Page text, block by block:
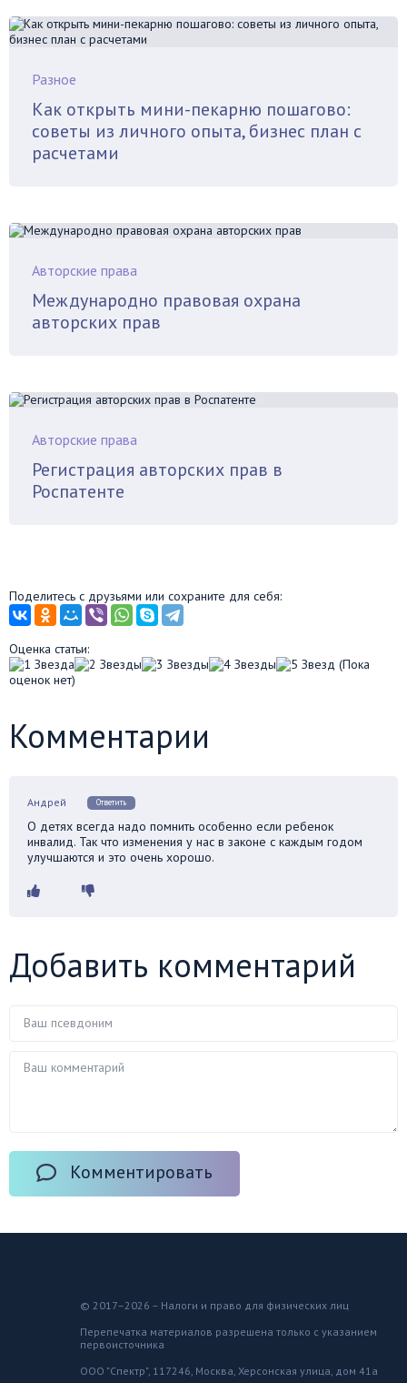
Разное
Как открыть мини-пекарню пошагово:
советы из личного опыта, бизнес план с
расчетами
Авторские права
Международно правовая охрана
авторских прав
Авторские права
Регистрация авторских прав в
Роспатенте
Поделитесь с друзьями или сохраните для себя:
Оценка статьи:
(Пока
оценок нет)
Комментарии
Андрей Ответить
О детях всегда надо помнить особенно если ребенок
инвалид. Так что изменения у нас в законе с каждым годом
улучшаются и это очень хорошо.
Добавить комментарий
Комментировать
© 2017–2026 – Налоги и право для физических лиц
Перепечатка материалов разрешена только с указанием
первоисточника
ООО "Спектр", 117246, Москва, Херсонская улица, дом 41а